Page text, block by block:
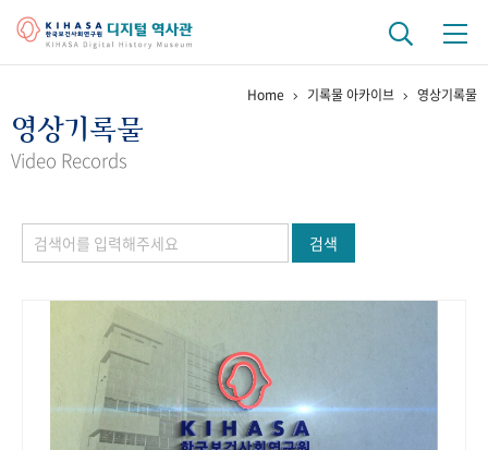
걸어온 길 기관 변천사
정책과 연구 키워드로 보는 연구 역사
연구자들
기록물 아카이브
사진 아카이브 문서 기록물 행정박물 영상 기록물
Home 기록물 아카이브 영상기록물
영상기록물
Video Records
검색